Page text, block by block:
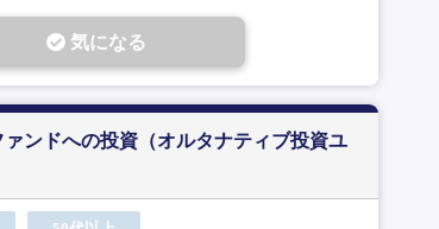
気になる
ンドへの投資（オルタナティブ投資ユ